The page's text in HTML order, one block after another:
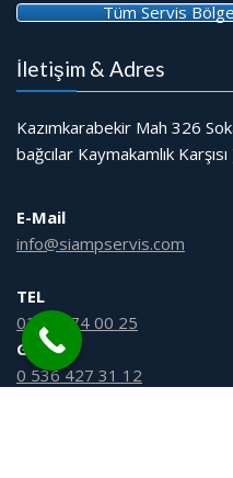
Tüm Servis
İletişim & Adres
Kazımkarabekir Mah 326
bağcılar Kaymakamlık Karşısı
E-Mail
info@siampservis.com
TEL
0212 474 00 25
GSM
0 536 427 31 12